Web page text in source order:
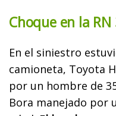
Choque en la RN
En el siniestro
camioneta, Toyota
por un hombre de
Bora manejado por